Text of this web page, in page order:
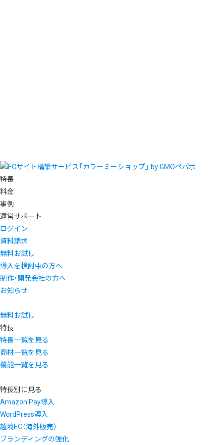
特長
料金
事例
運営サポート
ログイン
資料請求
無料お試し
導入を検討中の方へ
制作・開発会社の方へ
お知らせ
無料お試し
特長
特長一覧を見る
商材一覧を見る
機能一覧を見る
特長別に見る
Amazon Pay導入
WordPress導入
越境EC（海外販売）
ブランディングの強化